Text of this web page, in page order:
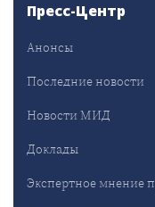
Пресс-Центр
Анонсы
Последние новости
Новости МИД
Доклады
Экспертное мнение